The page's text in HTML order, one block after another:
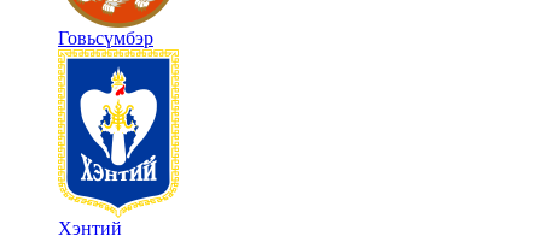
Говьсүмбэр
Хэнтий